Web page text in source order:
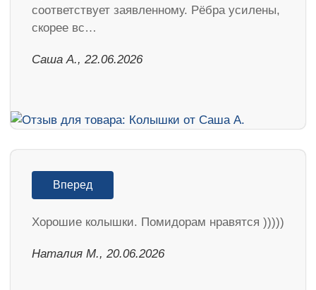
соответствует заявленному. Рёбра усилены,
скорее вс…
Саша А., 22.06.2026
Вперед
Хорошие колышки. Помидорам нравятся )))))
Наталия М., 20.06.2026